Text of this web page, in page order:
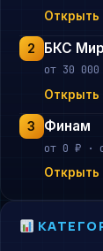
Открыть
2 БКС
от 30
Открыть
3 Финам
от 0 ₽ ·
Открыть